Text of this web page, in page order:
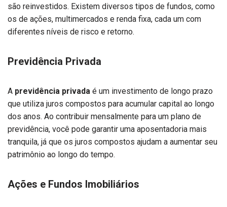
são reinvestidos. Existem diversos tipos de fundos, como
os de ações, multimercados e renda fixa, cada um com
diferentes níveis de risco e retorno.
Previdência Privada
A previdência privada é um investimento de longo prazo
que utiliza juros compostos para acumular capital ao longo
dos anos. Ao contribuir mensalmente para um plano de
previdência, você pode garantir uma aposentadoria mais
tranquila, já que os juros compostos ajudam a aumentar seu
patrimônio ao longo do tempo.
Ações e Fundos Imobiliários